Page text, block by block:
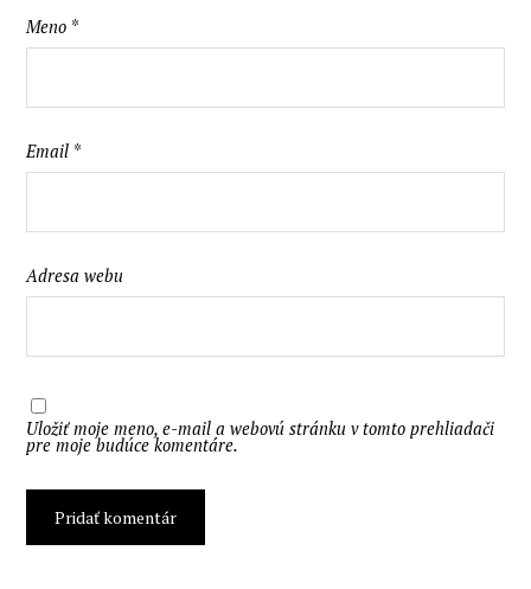
Meno *
Email *
Adresa webu
Uložiť moje meno, e-mail a webovú stránku v tomto prehliadači
pre moje budúce komentáre.